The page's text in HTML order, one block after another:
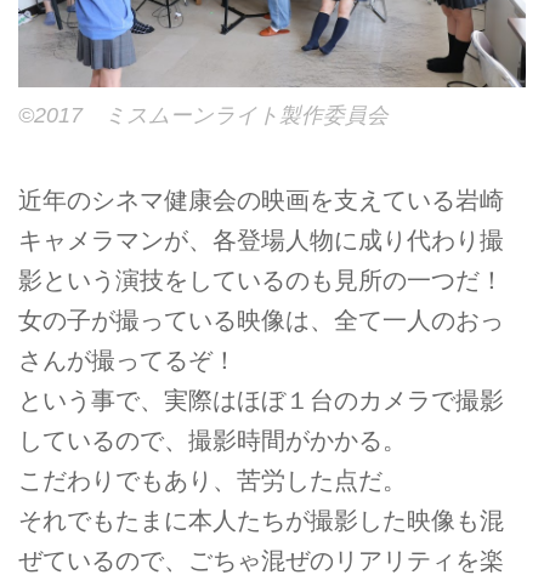
©2017 ミスムーンライト製作委員会
近年のシネマ健康会の映画を支えている岩崎
キャメラマンが、各登場人物に成り代わり撮
影という演技をしているのも見所の一つだ！
女の子が撮っている映像は、全て一人のおっ
さんが撮ってるぞ！
という事で、実際はほぼ１台のカメラで撮影
しているので、撮影時間がかかる。
こだわりでもあり、苦労した点だ。
それでもたまに本人たちが撮影した映像も混
ぜているので、ごちゃ混ぜのリアリティを楽